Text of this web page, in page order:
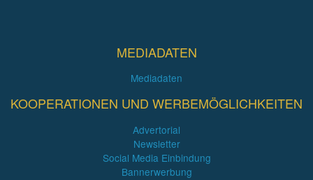
MEDIADATEN
Mediadaten
KOOPERATIONEN UND WERBEMÖGLICHKEITEN
Advertorial
Newsletter
Social Media Einbindung
Bannerwerbung